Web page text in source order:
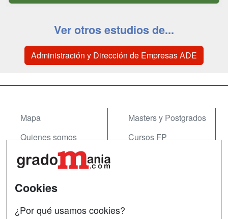
Ver otros estudios de...
Administración y Dirección de Empresas ADE
Mapa
Quienes somos
Tarifas publicidad
Acceso Centros
Masters y Postgrados
Cursos FP
Cookies
¿Por qué usamos cookies?